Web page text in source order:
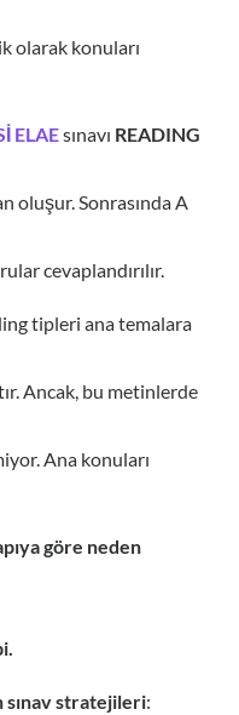
olarak konuları
ELAEsınavı READING
oluşur. Sonrasında A
cevaplandırılır.
tipleri ana temalara
Ancak, bu metinlerde
Ana konuları
göre neden
sınav stratejileri: